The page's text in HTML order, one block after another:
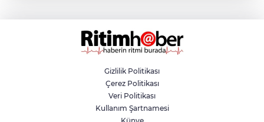
Aslı Hünel’den Bursa Festivali’nde
unutulmaz gece
Osmangazi Belediyesi istihdama köprü
olmayı sürdürüyor
Gizlilik Politikası
Çerez Politikası
Veri Politikası
Kullanım Şartnamesi